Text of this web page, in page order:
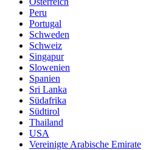
Peru
Portugal
Schweden
Schweiz
Singapur
Slowenien
Spanien
Sri Lanka
Südafrika
Südtirol
Thailand
USA
Vereinigte Arabische Emirate